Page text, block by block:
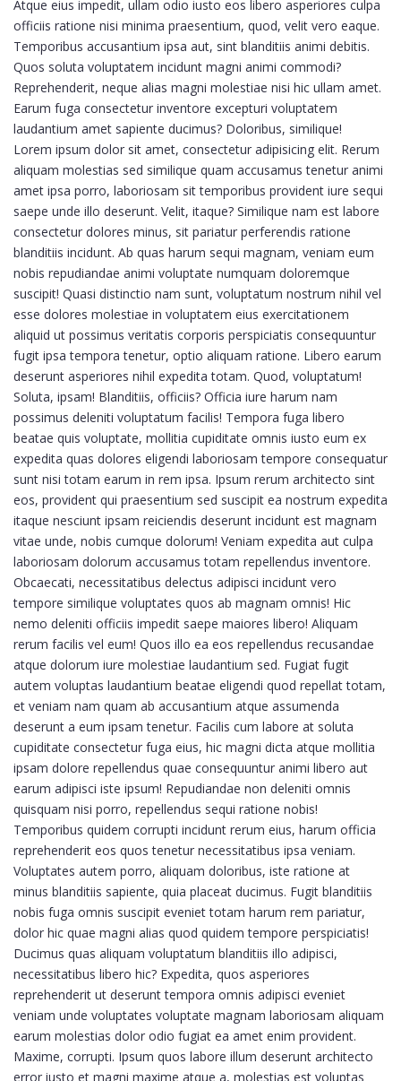
Atque eius impedit, ullam odio iusto eos libero asperiores culpa
officiis ratione nisi minima praesentium, quod, velit vero eaque.
Temporibus accusantium ipsa aut, sint blanditiis animi debitis.
Quos soluta voluptatem incidunt magni animi commodi?
Reprehenderit, neque alias magni molestiae nisi hic ullam amet.
Earum fuga consectetur inventore excepturi voluptatem
laudantium amet sapiente ducimus? Doloribus, similique!
Lorem ipsum dolor sit amet, consectetur adipisicing elit. Rerum
aliquam molestias sed similique quam accusamus tenetur animi
amet ipsa porro, laboriosam sit temporibus provident iure sequi
saepe unde illo deserunt. Velit, itaque? Similique nam est labore
consectetur dolores minus, sit pariatur perferendis ratione
blanditiis incidunt. Ab quas harum sequi magnam, veniam eum
nobis repudiandae animi voluptate numquam doloremque
suscipit! Quasi distinctio nam sunt, voluptatum nostrum nihil vel
esse dolores molestiae in voluptatem eius exercitationem
aliquid ut possimus veritatis corporis perspiciatis consequuntur
fugit ipsa tempora tenetur, optio aliquam ratione. Libero earum
deserunt asperiores nihil expedita totam. Quod, voluptatum!
Soluta, ipsam! Blanditiis, officiis? Officia iure harum nam
possimus deleniti voluptatum facilis! Tempora fuga libero
beatae quis voluptate, mollitia cupiditate omnis iusto eum ex
expedita quas dolores eligendi laboriosam tempore consequatur
sunt nisi totam earum in rem ipsa. Ipsum rerum architecto sint
eos, provident qui praesentium sed suscipit ea nostrum expedita
itaque nesciunt ipsam reiciendis deserunt incidunt est magnam
vitae unde, nobis cumque dolorum! Veniam expedita aut culpa
laboriosam dolorum accusamus totam repellendus inventore.
Obcaecati, necessitatibus delectus adipisci incidunt vero
tempore similique voluptates quos ab magnam omnis! Hic
nemo deleniti officiis impedit saepe maiores libero! Aliquam
rerum facilis vel eum! Quos illo ea eos repellendus recusandae
atque dolorum iure molestiae laudantium sed. Fugiat fugit
autem voluptas laudantium beatae eligendi quod repellat totam,
et veniam nam quam ab accusantium atque assumenda
deserunt a eum ipsam tenetur. Facilis cum labore at soluta
cupiditate consectetur fuga eius, hic magni dicta atque mollitia
ipsam dolore repellendus quae consequuntur animi libero aut
earum adipisci iste ipsum! Repudiandae non deleniti omnis
quisquam nisi porro, repellendus sequi ratione nobis!
Temporibus quidem corrupti incidunt rerum eius, harum officia
reprehenderit eos quos tenetur necessitatibus ipsa veniam.
Voluptates autem porro, aliquam doloribus, iste ratione at
minus blanditiis sapiente, quia placeat ducimus. Fugit blanditiis
nobis fuga omnis suscipit eveniet totam harum rem pariatur,
dolor hic quae magni alias quod quidem tempore perspiciatis!
Ducimus quas aliquam voluptatum blanditiis illo adipisci,
necessitatibus libero hic? Expedita, quos asperiores
reprehenderit ut deserunt tempora omnis adipisci eveniet
veniam unde voluptates voluptate magnam laboriosam aliquam
earum molestias dolor odio fugiat ea amet enim provident.
Maxime, corrupti. Ipsum quos labore illum deserunt architecto
error iusto et magni maxime atque a, molestias est voluptas